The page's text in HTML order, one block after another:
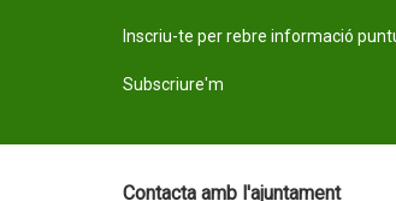
Inscriu-te per rebre informació
Subscriure'm
Contacta amb l'ajuntament